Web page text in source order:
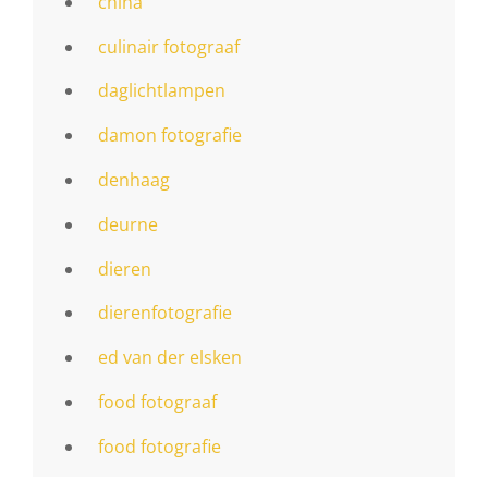
culinair fotograaf
daglichtlampen
damon fotografie
denhaag
deurne
dieren
dierenfotografie
ed van der elsken
food fotograaf
food fotografie